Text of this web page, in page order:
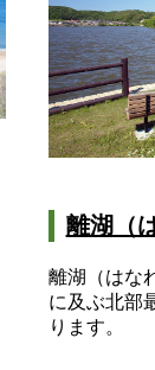
離湖（
離湖（はな
に及ぶ北部
ります。